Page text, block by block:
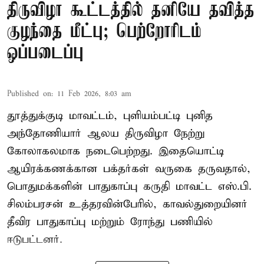
திருவிழா கூட்டத்தில் தனியே தவித்த
குழந்தை மீட்பு; பெற்றோரிடம்
ஒப்படைப்பு
Published on: 11 Feb 2026, 8:03 am
தூத்துக்குடி மாவட்டம், புளியம்பட்டி புனித
அந்தோணியார் ஆலய திருவிழா நேற்று
கோலாகலமாக நடைபெற்றது. இதையொட்டி
ஆயிரக்கணக்கான பக்தர்கள் வருகை தருவதால்,
பொதுமக்களின் பாதுகாப்பு கருதி மாவட்ட எஸ்.பி.
சிலம்பரசன் உத்தரவின்பேரில், காவல்துறையினர்
தீவிர பாதுகாப்பு மற்றும் ரோந்து பணியில்
ஈடுபட்டனர்.